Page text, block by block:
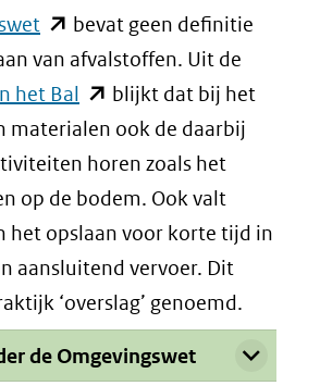
(opent
in
nieuw
venster)
(verwijst
naar
een
andere
website)
bevat geen definitie
van afvalstoffen. Uit de
het Bal (opent
in
nieuw
venster)
(verwijst
naar
een
andere
website)
blijkt dat bij het
materialen ook de daarbij
horen zoals het
op de bodem. Ook valt
het opslaan voor korte tijd in
aansluitend vervoer. Dit
‘overslag’ genoemd.
de Omgevingswet